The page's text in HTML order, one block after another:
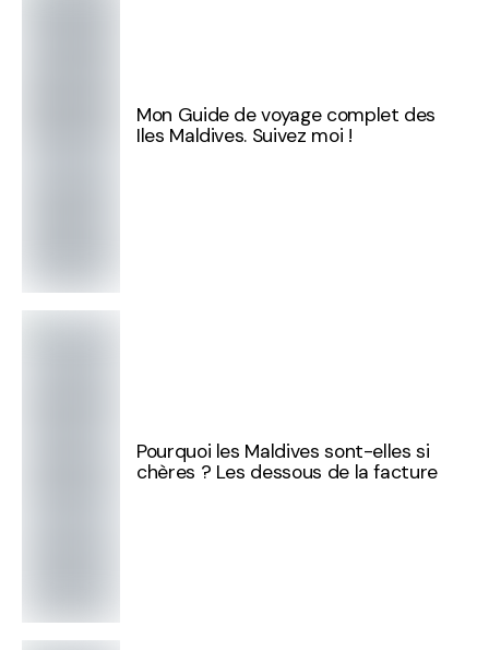
Mon Guide de voyage complet des
Iles Maldives. Suivez moi !
Pourquoi les Maldives sont-elles si
chères ? Les dessous de la facture